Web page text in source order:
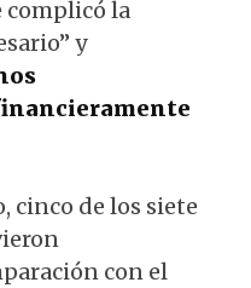
complicó la
y
cinco de los siete
con el